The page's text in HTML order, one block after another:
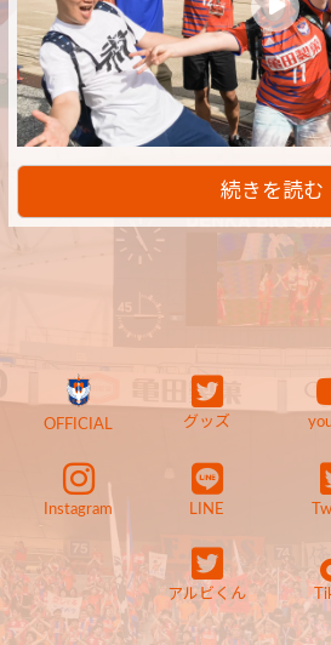
続きを読む
OFFICIAL グッズ
Instagram LINE
アルビくん